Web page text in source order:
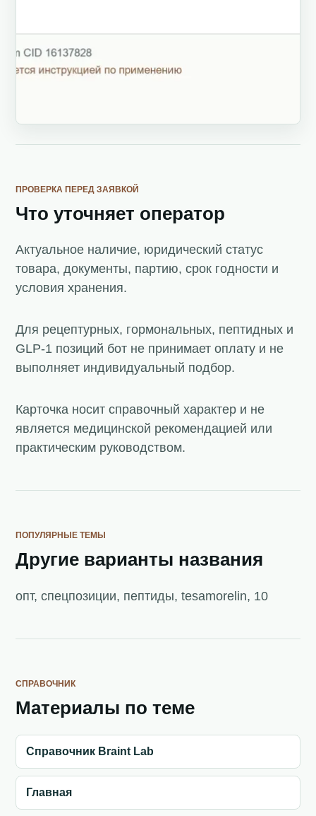
ПРОВЕРКА ПЕРЕД ЗАЯВКОЙ
Что уточняет оператор
Актуальное наличие, юридический статус
товара, документы, партию, срок годности и
условия хранения.
Для рецептурных, гормональных, пептидных и
GLP-1 позиций бот не принимает оплату и не
выполняет индивидуальный подбор.
Карточка носит справочный характер и не
является медицинской рекомендацией или
практическим руководством.
ПОПУЛЯРНЫЕ ТЕМЫ
Другие варианты названия
опт, спецпозиции, пептиды, tesamorelin, 10
СПРАВОЧНИК
Материалы по теме
Справочник Braint Lab
Главная